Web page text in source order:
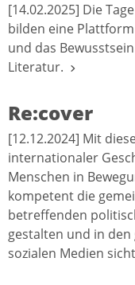
[14.02.2025] Die
bilden eine
und das
Literatur.
Re:cover
[12.12.2024] Mit
internationaler
Menschen in
kompetent die
betreffenden
gestalten und in den
sozialen Medien